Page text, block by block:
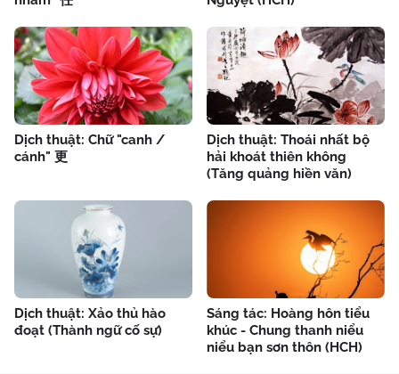
Dịch thuật: Chữ "canh /
cánh" 更
Dịch thuật: Thoái nhất bộ
hải khoát thiên không
(Tăng quảng hiền văn)
Dịch thuật: Xảo thủ hào
đoạt (Thành ngữ cố sự)
Sáng tác: Hoàng hôn tiểu
khúc - Chung thanh niểu
niểu bạn sơn thôn (HCH)